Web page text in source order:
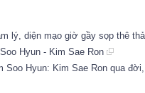
lý, diện mạo giờ gầy sọp thê
Hyun - Kim Sae Ron
Soo Hyun: Kim Sae Ron qua